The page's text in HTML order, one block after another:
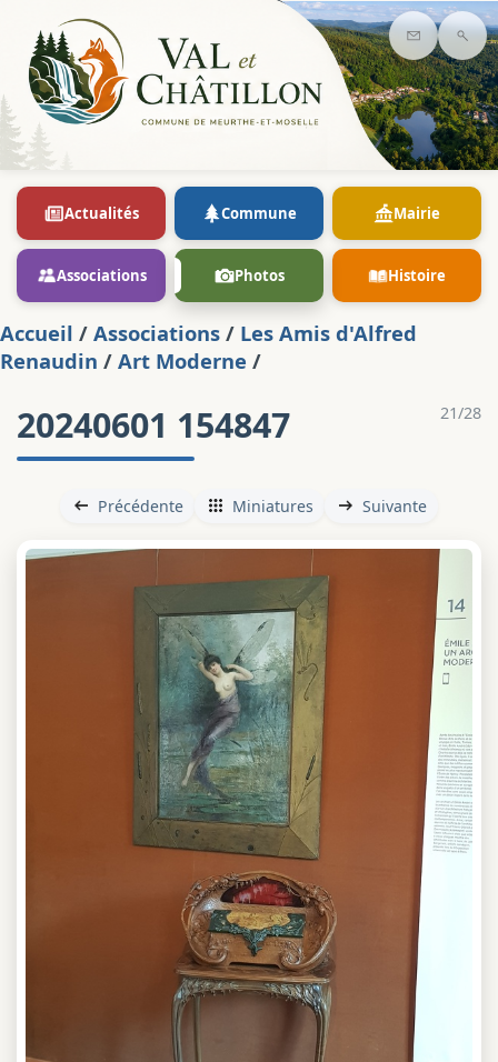
Contact
Actualités Commune Mairie
Associations Photos Histoire
Accueil / Associations / Les Amis d'Alfred
Renaudin / Art Moderne /
21/28
20240601 154847
Précédente Miniatures Suivante